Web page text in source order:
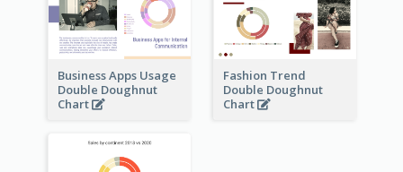
Business Apps Usage
Double Doughnut
Chart
Fashion Trend
Double Doughnut
Chart